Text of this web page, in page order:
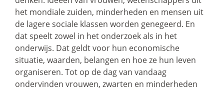
het mondiale zuiden, minderheden en mensen uit
de lagere sociale klassen worden genegeerd. En
dat speelt zowel in het onderzoek als in het
onderwijs. Dat geldt voor hun economische
situatie, waarden, belangen en hoe ze hun leven
organiseren. Tot op de dag van vandaag
ondervinden vrouwen, zwarten en minderheden